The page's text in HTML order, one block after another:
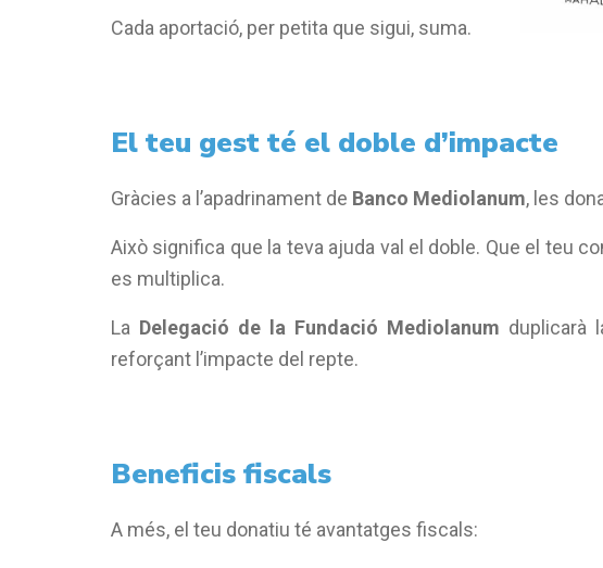
Cada aportació, per petita que sigui, suma.
El teu gest té el doble d’impacte
Gràcies a l’apadrinament de Banco Mediolanum, les
Això significa que la teva ajuda val el doble. Que el teu
es multiplica.
La Delegació de la Fundació Mediolanum duplicarà
reforçant l’impacte del repte.
Beneficis fiscals
A més, el teu donatiu té avantatges fiscals: